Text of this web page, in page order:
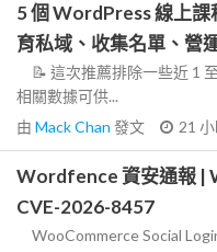
5 個 WordPress 線上課
育私域、收集名單、營
📝 這次推薦排除一些近 1
相關數據可供...
由 Mack Chan 發文 21
Wordfence 資安通報 |
CVE-2026-8457
WooCommerce Social